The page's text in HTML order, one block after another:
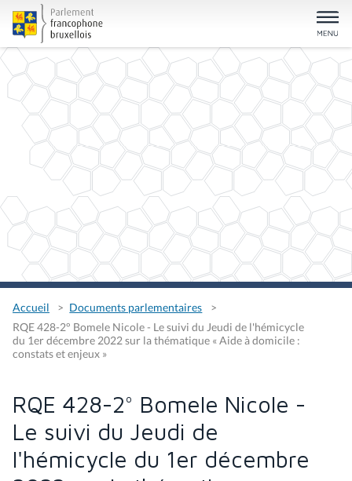
Accueil
Documents parlementaires
RQE 428-2° Bomele Nicole - Le suivi du Jeudi de l'hémicycle
du 1er décembre 2022 sur la thématique « Aide à domicile :
constats et enjeux »
RQE 428-2° Bomele Nicole -
Le suivi du Jeudi de
l'hémicycle du 1er décembre